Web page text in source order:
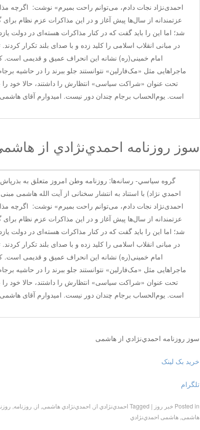
احمدی‌نژاد نجات دادم، می‌توانم راحت بمیرم» نوشت: اگرچه
عزتمندانه از سال‌ها پیش آغاز و در این مذاکرات عزم نظام
شد؛ اما این را باید گفت که در کنار مذاکرات هسته‌ای در دولت
در مبانی انقلاب اسلامی را کلید زده و با صدای بلند تکرار
امام خمینی(ره) نشانه این انحراف عمیق و قدیمی است.
ماجراهایی مثل «مک‌فارلین» نتوانستند جلو ببرند را در حاشیه
تحت عنوان «شراکت سیاسی» انتظارش را داشتند، حالا خود
است. یوم‌الحساب برجام چندان دور نیست. امیدوارم آقای
سوز روزنامه احمدي‌نژادي از
گروه سياسي- رسانه‌ها: روزنامه وطن امروز متعلق به بذرپاش
احمدي نژاد) با استناد به انتشار سخنانی از آیت الله هاشمی
احمدی‌نژاد نجات دادم، می‌توانم راحت بمیرم» نوشت: اگرچه
عزتمندانه از سال‌ها پیش آغاز و در این مذاکرات عزم نظام
شد؛ اما این را باید گفت که در کنار مذاکرات هسته‌ای در دولت
در مبانی انقلاب اسلامی را کلید زده و با صدای بلند تکرار
امام خمینی(ره) نشانه این انحراف عمیق و قدیمی است.
ماجراهایی مثل «مک‌فارلین» نتوانستند جلو ببرند را در حاشیه
تحت عنوان «شراکت سیاسی» انتظارش را داشتند، حالا خود
است. یوم‌الحساب برجام چندان دور نیست. امیدوارم آقای
سوز روزنامه احمدي‌نژادي از هاشمی
خرید بک لینک
تلگرام
Posted in خبر روز |
Tagged احمدي‌نژادي از احمدي‌نژادي هاشمی از روزنامه
هاشمی ,هاشمی احمدي‌نژادي